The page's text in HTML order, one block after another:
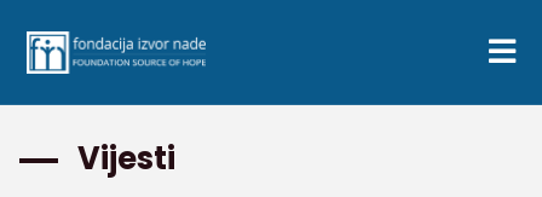
Vijesti